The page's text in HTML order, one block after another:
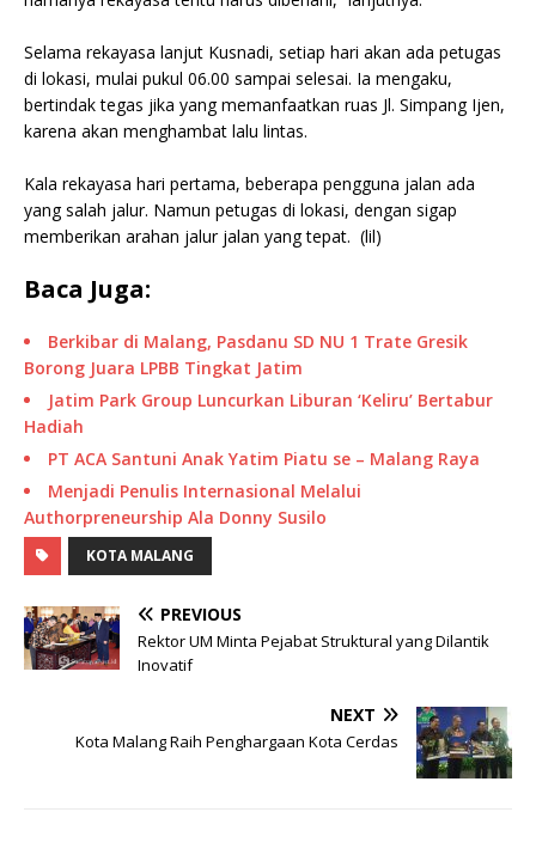
Selama rekayasa lanjut Kusnadi, setiap hari akan ada petugas
di lokasi, mulai pukul 06.00 sampai selesai. Ia mengaku,
bertindak tegas jika yang memanfaatkan ruas Jl. Simpang Ijen,
karena akan menghambat lalu lintas.
Kala rekayasa hari pertama, beberapa pengguna jalan ada
yang salah jalur. Namun petugas di lokasi, dengan sigap
memberikan arahan jalur jalan yang tepat. (lil)
Baca Juga:
Berkibar di Malang, Pasdanu SD NU 1 Trate Gresik
Borong Juara LPBB Tingkat Jatim
Jatim Park Group Luncurkan Liburan ‘Keliru’ Bertabur
Hadiah
PT ACA Santuni Anak Yatim Piatu se – Malang Raya
Menjadi Penulis Internasional Melalui
Authorpreneurship Ala Donny Susilo
KOTA MALANG
PREVIOUS
Rektor UM Minta Pejabat Struktural yang Dilantik
Inovatif
NEXT
Kota Malang Raih Penghargaan Kota Cerdas